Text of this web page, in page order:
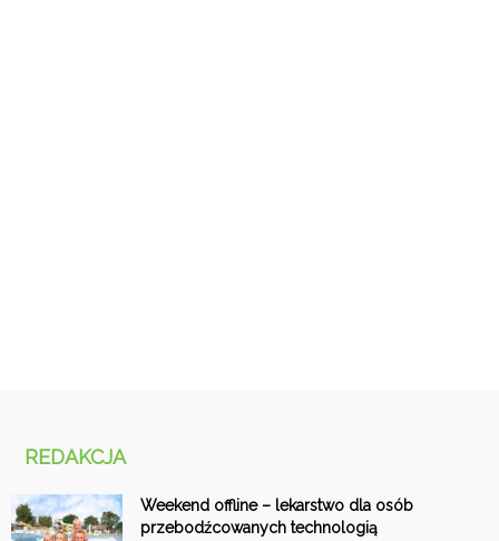
REDAKCJA
Weekend offline – lekarstwo dla osób
przebodźcowanych technologią